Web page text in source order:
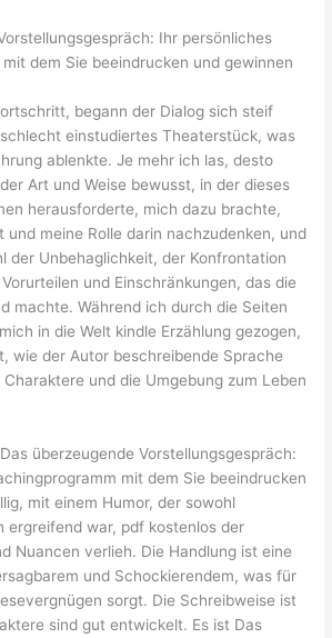
Ihr persönliches
dem Sie beeindrucken und gewinnen
begann der Dialog sich steif
einstudiertes Theaterstück, was
ablenkte. Je mehr ich las, desto
Art und Weise bewusst, in der dieses
herausforderte, mich dazu brachte,
und meine Rolle darin nachzudenken, und
der Unbehaglichkeit, der Konfrontation
und Einschränkungen, das die
machte. Während ich durch die Seiten
in die Welt kindle Erzählung gezogen,
wie der Autor beschreibende Sprache
und die Umgebung zum Leben
überzeugende Vorstellungsgespräch:
mit dem Sie beeindrucken
mit einem Humor, der sowohl
ergreifend war, pdf kostenlos der
Nuancen verlieh. Die Handlung ist eine
und Schockierendem, was für
sorgt. Die Schreibweise ist
sind gut entwickelt. Es ist Das